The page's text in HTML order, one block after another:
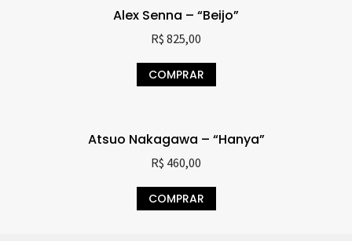
Alex Senna – “Beijo”
R$ 825,00
COMPRAR
Atsuo Nakagawa – “Hanya”
R$ 460,00
COMPRAR